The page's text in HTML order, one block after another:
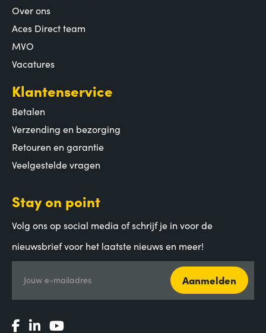
Over ons
Aces Direct team
MVO
Vacatures
Klantenservice
Betalen
Verzending en bezorging
Retouren en garantie
Veelgestelde vragen
Stay on point
Volg ons op social media of schrijf je in voor de
nieuwsbrief voor het laatste nieuws en meer!
Jouw e-mailadres Aanmelden